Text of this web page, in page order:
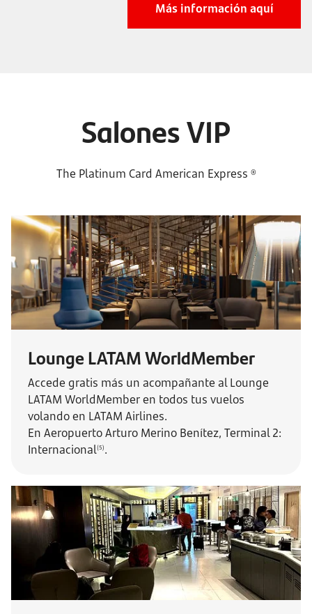
Más información aquí
Salones VIP
The Platinum Card American Express ®
Lounge LATAM WorldMember
Accede gratis más un acompañante al Lounge
LATAM WorldMember en todos tus vuelos
volando en LATAM Airlines.
En Aeropuerto Arturo Merino Benítez, Terminal 2:
Internacional(5).